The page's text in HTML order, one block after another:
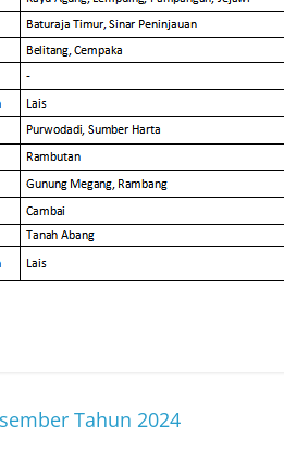
Tahun 2024